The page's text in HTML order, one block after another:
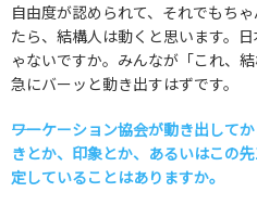
自由度が認められて、それでもち
たら、結構人は動くと思います。
ゃないですか。みんなが「これ、
急にバーッと動き出すはずです。
――ワーケーション協会が動き出し
きとか、印象とか、あるいはこの
定していることはありますか。